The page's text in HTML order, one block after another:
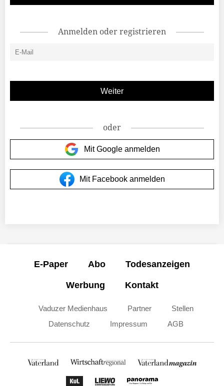
Anmelden oder registrieren
oder
Mit Google anmelden
Mit Facebook anmelden
E-Paper Abo Todesanzeigen
Werbung Kontakt
Vaduzer Medienhaus Partner
Stellen
Datenschutz
Impressum AGB